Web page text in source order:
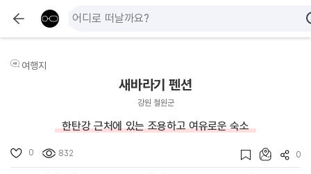
여행지
새바라기 펜션
강원 철원군
한탄강 근처에 있는 조용하고 여유로운 숙소
0 832 0